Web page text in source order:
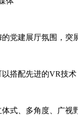
党建展厅氛围，突
搭配先进的VR技
式、多角度、广